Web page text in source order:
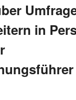
in